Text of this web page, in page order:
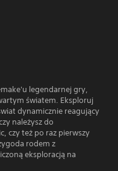
legendarnej gry,
światem. Eksploruj
dynamicznie reagujący
należysz do
czy też po raz pierwszy
rodem z
eksploracją na